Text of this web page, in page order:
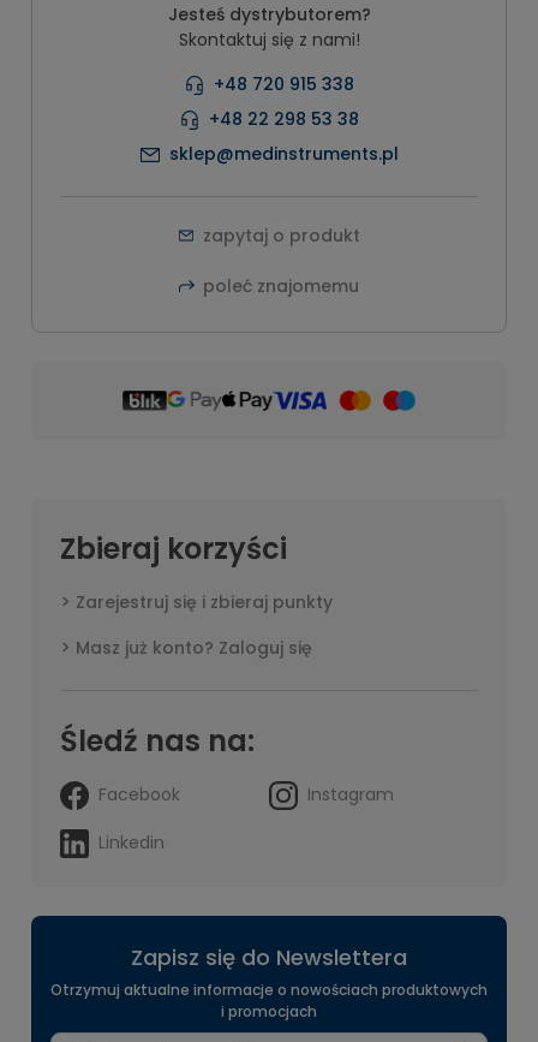
Jesteś dystrybutorem?
Skontaktuj się z nami!
+48 720 915 338
+48 22 298 53 38
sklep@medinstruments.pl
zapytaj o produkt
poleć znajomemu
Zbieraj korzyści
Zarejestruj się i zbieraj punkty
Masz już konto? Zaloguj się
Śledź nas na:
Facebook
Instagram
Linkedin
Zapisz się do Newslettera
Otrzymuj aktualne informacje o nowościach produktowych
i promocjach